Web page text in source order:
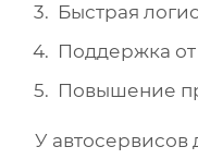
Быстрая
Поддержка
Повышение
У автосервисов